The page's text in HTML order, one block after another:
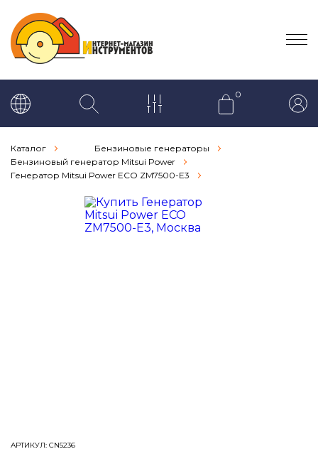
0
Каталог
Бензиновые генераторы
Бензиновый генератор Mitsui Power
Генератор Mitsui Power ECO ZM7500-E3
АРТИКУЛ: CN5236